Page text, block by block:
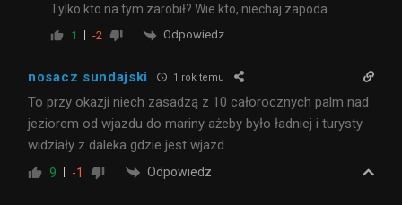
Tylko kto na tym zarobił? Wie kto, niechaj zapoda.
1 -2 Odpowiedz
nosacz sundajski 1 rok temu
To przy okazji niech zasadzą z 10 całorocznych palm nad
jeziorem od wjazdu do mariny ażeby było ładniej i turysty
widziały z daleka gdzie jest wjazd
9 -1 Odpowiedz